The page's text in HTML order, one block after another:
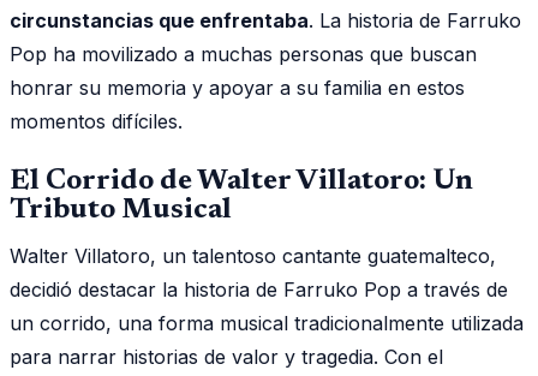
circunstancias que enfrentaba. La historia de Farruko
Pop ha movilizado a muchas personas que buscan
honrar su memoria y apoyar a su familia en estos
momentos difíciles.
El Corrido de Walter Villatoro: Un
Tributo Musical
Walter Villatoro, un talentoso cantante guatemalteco,
decidió destacar la historia de Farruko Pop a través de
un corrido, una forma musical tradicionalmente utilizada
para narrar historias de valor y tragedia. Con el